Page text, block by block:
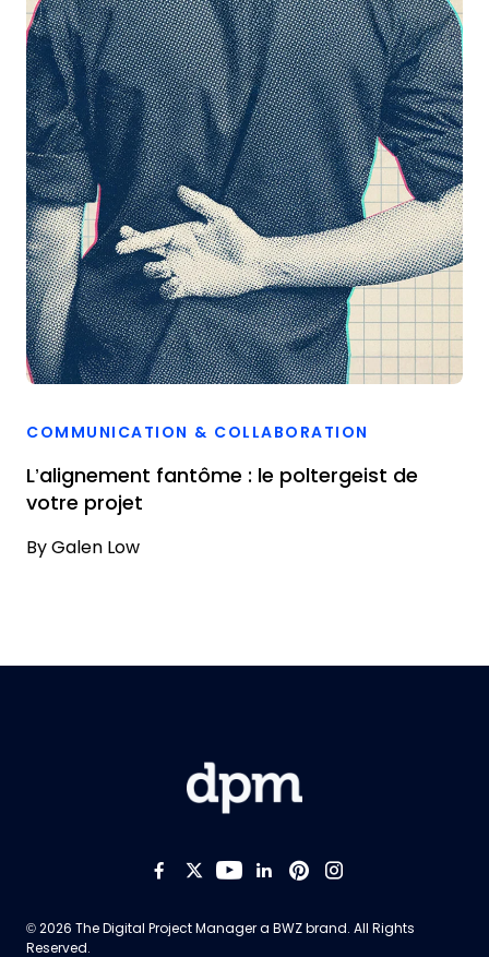
COMMUNICATION & COLLABORATION
L’alignement fantôme : le poltergeist de
votre projet
By Galen Low
Like us on Facebook
Follow us on Twitter
Follow us on
Add us on
Follow us on
Follow us
© 2026 The Digital Project Manager a BWZOpens new window
brand. All Rights
Reserved.